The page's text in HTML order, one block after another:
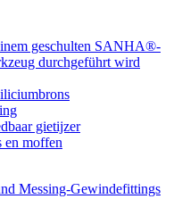
gietijzer
en moffen